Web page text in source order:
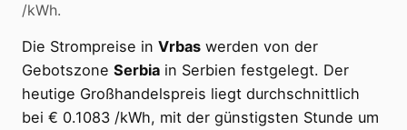
/kWh.
Die Strompreise in Vrbas werden von der
Gebotszone Serbia in Serbien festgelegt. Der
heutige Großhandelspreis liegt durchschnittlich
bei € 0.1083 /kWh, mit der günstigsten Stunde um